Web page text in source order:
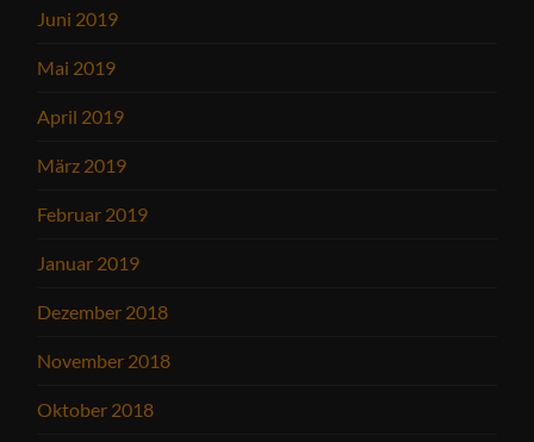
Juni 2019
Mai 2019
April 2019
März 2019
Februar 2019
Januar 2019
Dezember 2018
November 2018
Oktober 2018